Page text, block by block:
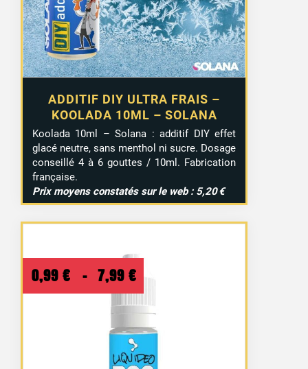
ADDITIF DIY ULTRA FRAIS –
KOOLADA 10ML – SOLANA
Koolada 10ml – Solana : additif DIY effet
glacé neutre, sans menthol ni sucre. Dosage
conseillé 4 à 6 gouttes / 10ml. Fabrication
française.
Prix moyens constatés sur le web : 5,20 €
0,99 € – 7,99 € Plage
de
prix :
0,99 €